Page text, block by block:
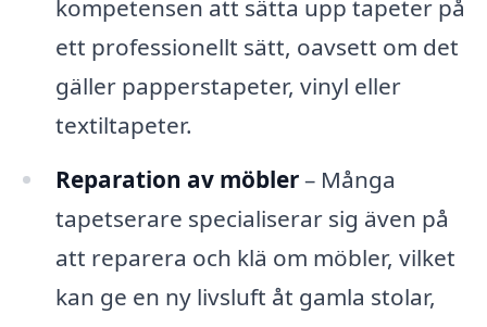
kompetensen att sätta upp tapeter på
ett professionellt sätt, oavsett om det
gäller papperstapeter, vinyl eller
textiltapeter.
Reparation av möbler– Många
tapetserare specialiserar sig även på
att reparera och klä om möbler, vilket
kan ge en ny livsluft åt gamla stolar,